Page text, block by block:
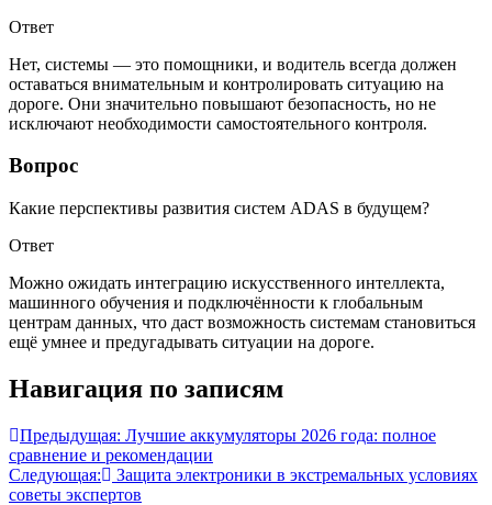
Ответ
Нет, системы — это помощники, и водитель всегда должен
оставаться внимательным и контролировать ситуацию на
дороге. Они значительно повышают безопасность, но не
исключают необходимости самостоятельного контроля.
Вопрос
Какие перспективы развития систем ADAS в будущем?
Ответ
Можно ожидать интеграцию искусственного интеллекта,
машинного обучения и подключённости к глобальным
центрам данных, что даст возможность системам становиться
ещё умнее и предугадывать ситуации на дороге.
Навигация по записям
Предыдущая: Лучшие аккумуляторы 2026 года: полное
сравнение и рекомендации
Следующая:
Защита электроники в экстремальных условиях
советы экспертов